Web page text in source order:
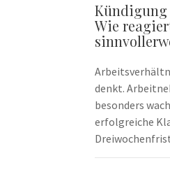
Wie
denkt.
besonders
erfolgreiche